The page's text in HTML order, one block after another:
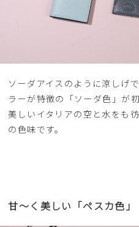
ソーダアイスのように涼しげ
ラーが特徴の「ソーダ色」が初
美しいイタリアの空と水をも
の色味です。
甘〜く美しい「ペスカ色」